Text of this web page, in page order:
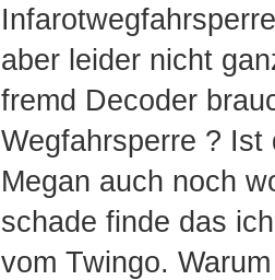
aber leider nicht
fremd Decoder
Wegfahrsperre ? Ist
Megan auch noch
schade finde das
vom Twingo.